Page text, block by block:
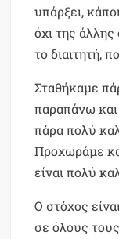
υπάρξει,
όχι της
το διαιτητή,
Σταθήκαμε
παραπάνω και
πάρα πολύ
Προχωράμε
είναι πολύ
Ο στόχος
σε όλους